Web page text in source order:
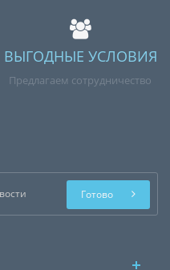
ВЫГОДНЫЕ УСЛОВИЯ
Предлагаем сотрудничество
Готово